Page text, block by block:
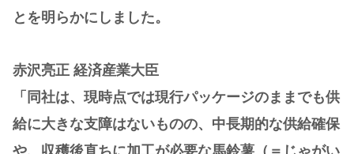
とを明らかにしました。
赤沢亮正 経済産業大臣
「同社は、現時点では現行パッケージのままでも供
給に大きな支障はないものの、中長期的な供給確保
や、収穫後直ちに加工が必要な馬鈴薯（＝じゃがい